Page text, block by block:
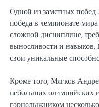
Одной из заметных
победа в чемпионате
сложной дисциплине,
выносливости и навыков,
свои уникальные
Кроме того, Мягков
небольших олимпийских
горнолыжником